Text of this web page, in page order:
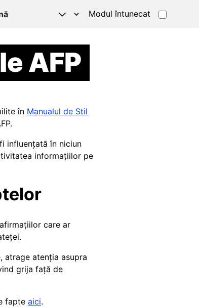
Modul întunecat
AFP
în Manualul de Stil
influențată în niciun
informațiilor pe
care ar
atrage atenția asupra
grija față de
fapte aici.